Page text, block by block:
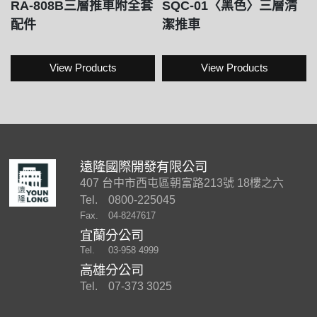
RA-808B三層推車附全套
配件
View Products
SQC-01〈黑色〉三層清
潔推車
View Products
遠隆國際開發有限公司
407 台中市西屯區朝富路213號 18樓之六
Tel.
0800-225045
Fax. 04-8247617
宜蘭分公司
Tel. 03-958 4999
高雄分公司
Tel. 07-373 3025